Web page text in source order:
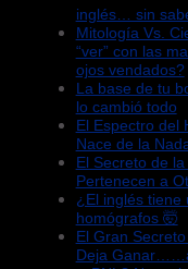
inglés… sin
Mitología Vs.
“ver” con las
ojos vendados?
La base de tu
lo cambió todo
El Espectro del
Nace de la
El Secreto de
Pertenecen a
¿El inglés tiene
homógrafos 🤯
El Gran
Deja